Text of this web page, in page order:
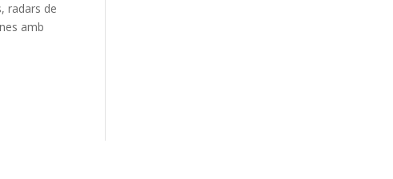
radars de
amb